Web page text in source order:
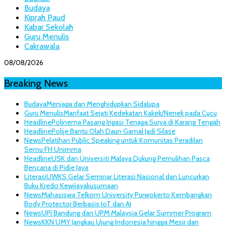
Budaya
Kiprah Paud
Kabar Sekolah
Guru Menulis
Cakrawala
08/08/2026
Breaking News
BudayaMenjaga dan Menghidupkan Sidalupa
Guru MenulisManfaat Sejati Kedekatan Kakek/Nenek pada Cucu
HeadlinePolinema Pasang Irigasi Tenaga Surya di Karang Tengah
HeadlinePolije Bantu Olah Daun Gamal Jadi Silase
NewsPelatihan Public Speaking untuk Komunitas Peradilan
Semu FH Unimma
HeadlineUSK dan Universiti Malaya Dukung Pemulihan Pasca
Bencana di Pidie Jaya
LiterasiUWKS Gelar Seminar Literasi Nasional dan Luncurkan
Buku Kredo Kewijayakusumaan
NewsMahasiswa Telkom University Purwokerto Kembangkan
Body Protector Berbasis IoT dan AI
NewsUPI Bandung dan UPM Malaysia Gelar Summer Program
NewsKKN UMY Jangkau Ujung Indonesia hingga Mesir dan